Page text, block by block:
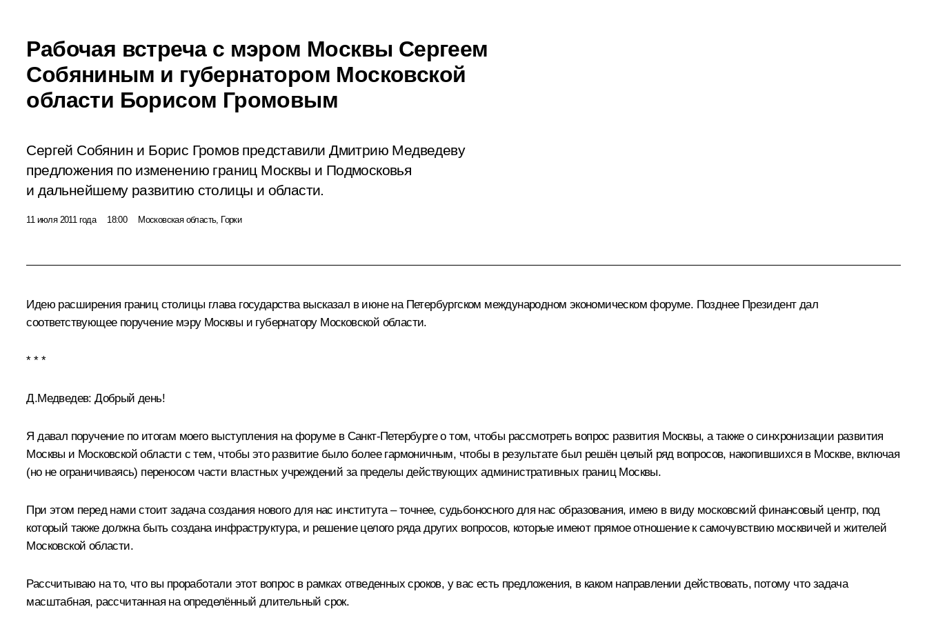
Рабочая встреча с мэром Москвы Сергеем
Собяниным и губернатором Московской
области Борисом Громовым
Сергей Собянин и Борис Громов представили Дмитрию Медведеву
предложения по изменению границ Москвы и Подмосковья
и дальнейшему развитию столицы и области.
11 июля 2011 года 18:00 Московская область, Горки
Идею расширения границ столицы глава государства высказал в июне на Петербургском международном экономическомфоруме. Позднее Президент дал
соответствующее поручение мэру Москвы и губернатору Московской области.
* * *
Д.Медведев: Добрый день!
Я давал поручение по итогам моего выступления на форуме в Санкт-Петербурге о том, чтобы рассмотреть вопрос развития Москвы, а также о синхронизации развития
Москвы и Московской области с тем, чтобы это развитие было более гармоничным, чтобы в результате был решён целый ряд вопросов, накопившихся в Москве, включая
(но не ограничиваясь) переносом части властных учреждений за пределы действующих административных границ Москвы.
При этом перед нами стоит задача создания нового для нас института – точнее, судьбоносного для нас образования, имею в виду московский финансовый центр, под
который также должна быть создана инфраструктура, и решение целого ряда других вопросов, которые имеют прямое отношение к самочувствию москвичей и жителей
Московской области.
Рассчитываю на то, что вы проработали этот вопрос в рамках отведенных сроков, у вас есть предложения, в каком направлении действовать, потому что задача
масштабная, рассчитанная на определённый длительный срок.